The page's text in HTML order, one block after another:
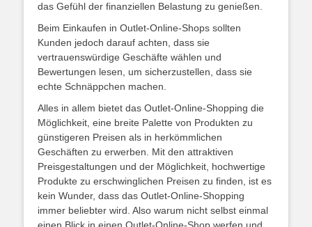
das Gefühl der finanziellen Belastung zu genießen.
Beim Einkaufen in Outlet-Online-Shops sollten
Kunden jedoch darauf achten, dass sie
vertrauenswürdige Geschäfte wählen und
Bewertungen lesen, um sicherzustellen, dass sie
echte Schnäppchen machen.
Alles in allem bietet das Outlet-Online-Shopping die
Möglichkeit, eine breite Palette von Produkten zu
günstigeren Preisen als in herkömmlichen
Geschäften zu erwerben. Mit den attraktiven
Preisgestaltungen und der Möglichkeit, hochwertige
Produkte zu erschwinglichen Preisen zu finden, ist es
kein Wunder, dass das Outlet-Online-Shopping
immer beliebter wird. Also warum nicht selbst einmal